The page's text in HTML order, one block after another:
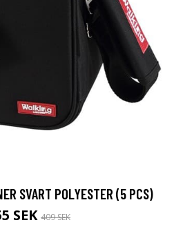
SVART POLYESTER (5 PCS)
SEK 409 SEK